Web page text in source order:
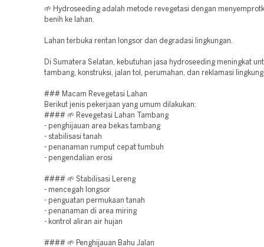
🌱 Hydroseeding adalah metode revegetasi dengan
benih ke lahan.
Lahan terbuka rentan longsor dan degradasi lingkungan.
Di Sumatera Selatan, kebutuhan jasa hydroseeding meningkat
tambang, konstruksi, jalan tol, perumahan, dan reklamasi
### Macam Revegetasi Lahan
Berikut jenis pekerjaan yang umum dilakukan:
#### 🌱 Revegetasi Lahan Tambang
- penghijauan area bekas tambang
- stabilisasi tanah
- penanaman rumput cepat tumbuh
- pengendalian erosi
#### 🌱 Stabilisasi Lereng
- mencegah longsor
- penguatan permukaan tanah
- penanaman di area miring
- kontrol aliran air hujan
#### 🌱 Penghijauan Bahu Jalan